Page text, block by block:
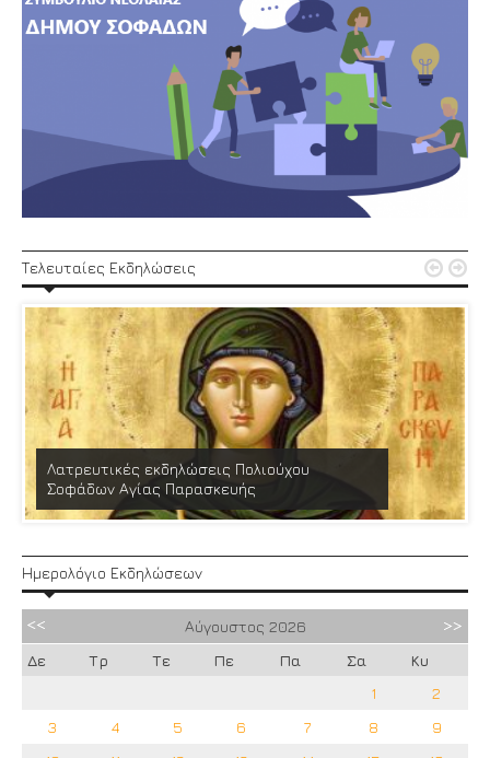
Τελευταίες Εκδηλώσεις
Λατρευτικές εκδηλώσεις Πολιούχου
Σοφάδων Αγίας Παρασκευής
 
Ημερολόγιο Εκδηλώσεων
Αύγουστος 2026
Δε
Τρ Τε Πε Πα Σα
Κυ
1
2
3
4 5 6 7 8
9